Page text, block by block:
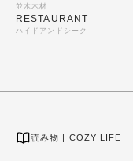
並木木材
RESTAURANT
ハイドアンドシーク
読み物 | COZY LIFE